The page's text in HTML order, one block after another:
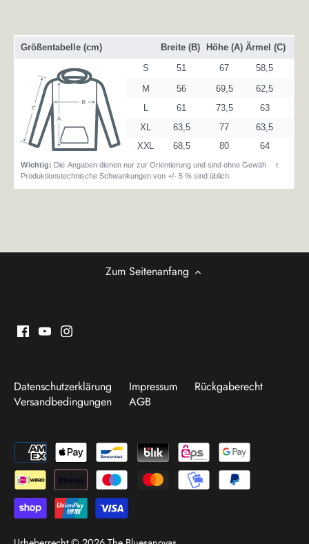
Zum Seitenanfang
Datenschutzerklärung Impressum
Rückgaberecht
Versandbedingungen
AGB